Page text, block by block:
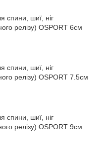
спини, шиї, ніг
релізу) OSPORT 6см
спини, шиї, ніг
релізу) OSPORT 7.5см
спини, шиї, ніг
релізу) OSPORT 9см